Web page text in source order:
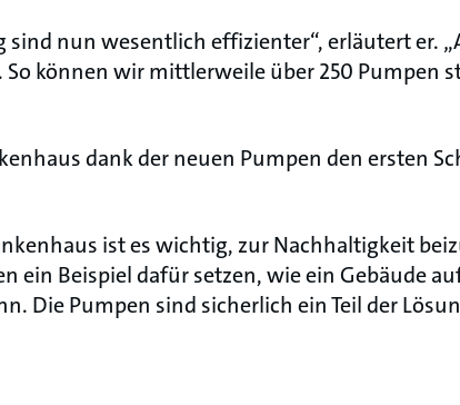
nun wesentlich effizienter“, erläutert er.
So können wir mittlerweile über 250 Pumpen
dank der neuen Pumpen den ersten
ist es wichtig, zur Nachhaltigkeit
ein Beispiel dafür setzen, wie ein Gebäude
Die Pumpen sind sicherlich ein Teil der